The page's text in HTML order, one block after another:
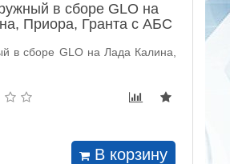
в сборе GLO на
Приора, Гранта с АБС
в сборе GLO на Лада Калина,
В корзину